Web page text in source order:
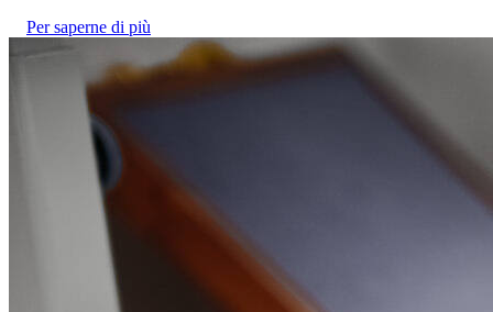
Per saperne di più